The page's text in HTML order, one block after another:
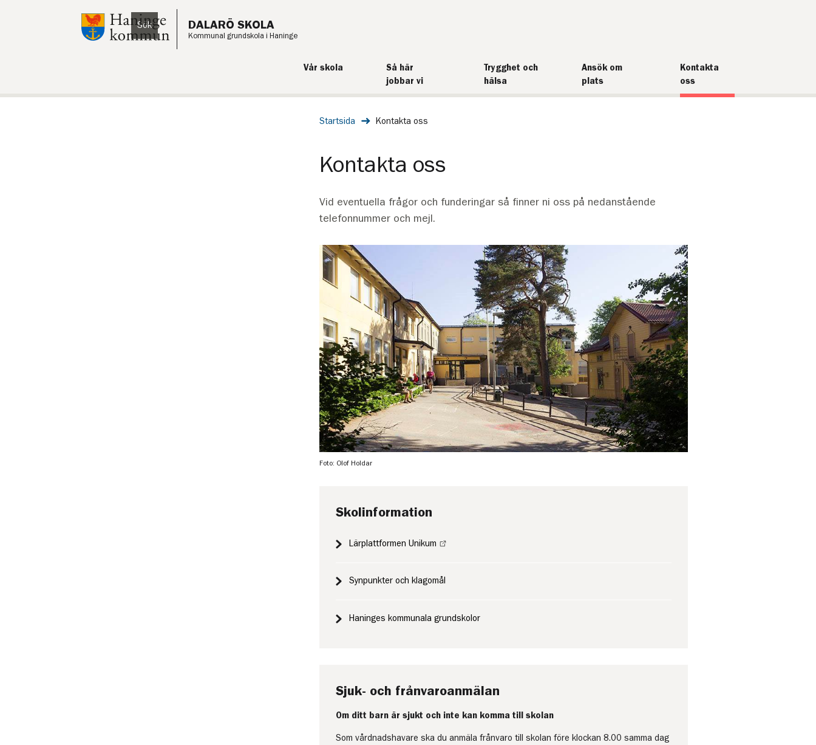
Till innehåll på sidan
DALARÖ SKOLA
Kommunal grundskola i Haninge
Lyssna Sök
Vår skola
Så här
jobbar vi
Trygghet och
hälsa
Ansök om
plats
Kontakta
oss
Startsida Kontakta oss
Kontakta oss
Vid eventuella frågor och funderingar så finner ni oss på nedanstående
telefonnummer och mejl.
Foto: Olof Holdar
Skolinformation
Lärplattformen Unikum
Synpunkter och klagomål
Haninges kommunala grundskolor
Sjuk- och frånvaroanmälan
Om ditt barn är sjukt och inte kan komma till skolan
Som vårdnadshavare ska du anmäla frånvaro till skolan före klockan 8.00 samma dag